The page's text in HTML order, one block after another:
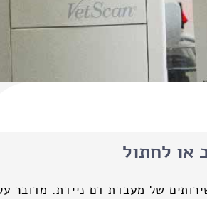
או לחתול
של מעבדת דם ניידת.